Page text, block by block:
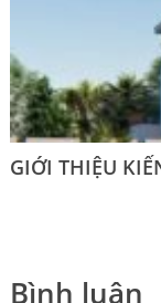
GIỚI THIỆU
Bình luận